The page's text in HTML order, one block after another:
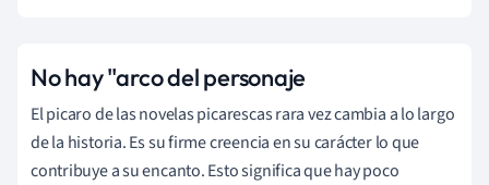
No hay "arco del personaje
El picaro de las novelas picarescas rara vez cambia a lo largo
de la historia. Es su firme creencia en su carácter lo que
contribuye a su encanto. Esto significa que hay poco